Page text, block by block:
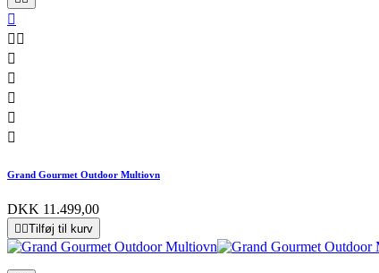

 





Grand Gourmet Outdoor Multiovn
DKK 11.499,00
 Tilføj til kurv